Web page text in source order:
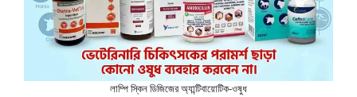
লাম্পি স্কিন ডিজিজের অ্যান্টিবায়োটিক-ওষুধ